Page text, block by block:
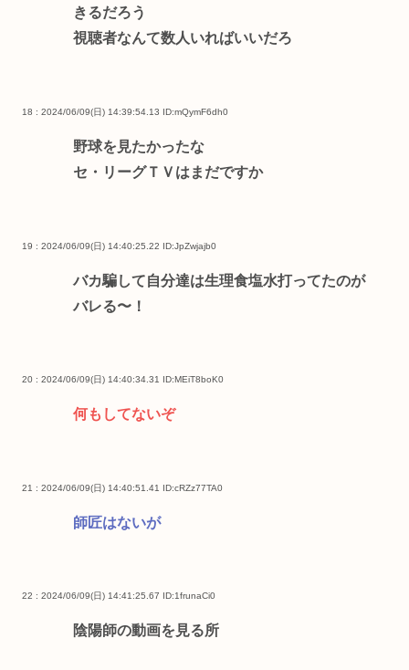
きるだろう
視聴者なんて数人いればいいだろ
18 : 2024/06/09(日) 14:39:54.13 ID:mQymF6dh0
野球を見たかったな
セ・リーグＴＶはまだですか
19 : 2024/06/09(日) 14:40:25.22 ID:JpZwjajb0
バカ騙して自分達は生理食塩水打ってたのが
バレる〜！
20 : 2024/06/09(日) 14:40:34.31 ID:MEiT8boK0
何もしてないぞ
21 : 2024/06/09(日) 14:40:51.41 ID:cRZz77TA0
師匠はないが
22 : 2024/06/09(日) 14:41:25.67 ID:1frunaCi0
陰陽師の動画を見る所